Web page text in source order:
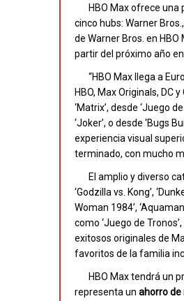
HBO Max ofrece
cinco hubs: Warner
de Warner Bros. en HBO
partir del próximo año
“HBO Max llega a
HBO, Max Originals, DC
‘Matrix’, desde ‘Juego
‘Joker’, o desde ‘Bugs
experiencia visual
terminado, con mucho
El amplio y diverso
‘Godzilla vs. Kong’,
Woman 1984’,
como ‘Juego de Tronos’,
exitosos originales de
favoritos de la familia
HBO Max tendrá un
representa un ahorro de